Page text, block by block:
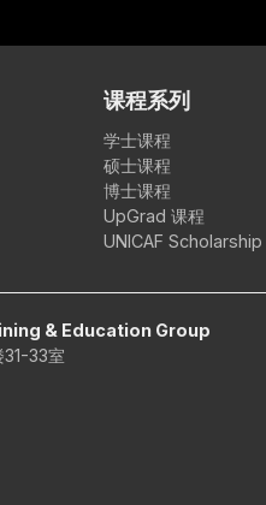
课程系列
学士课程
硕士课程
博士课程
UpGrad 课程
UNICAF Scholarship
& Education Group
31-33室